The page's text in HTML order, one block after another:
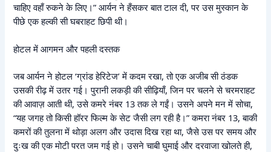
चाहिए वहाँ रुकने के लिए।” आर्यन ने हँसकर बात टाल दी, पर उस मुस्कान के
पीछे एक हल्की सी घबराहट छिपी थी।
होटल में आगमन और पहली दस्तक
जब आर्यन ने होटल ‘ग्रांड हेरिटेज’ में कदम रखा, तो एक अजीब सी ठंडक
उसकी रीढ़ में उतर गई। पुरानी लकड़ी की सीढ़ियाँ, जिन पर चलने से चरमराहट
की आवाज़ आती थी, उसे कमरे नंबर 13 तक ले गईं। उसने अपने मन में सोचा,
“यह जगह तो किसी हॉरर फिल्म के सेट जैसी लग रही है।” कमरा नंबर 13, बाकी
कमरों की तुलना में थोड़ा अलग और उदास दिख रहा था, जैसे उस पर समय और
दुःख की एक मोटी परत जम गई हो। उसने चाबी घुमाई और दरवाजा खोलते ही,